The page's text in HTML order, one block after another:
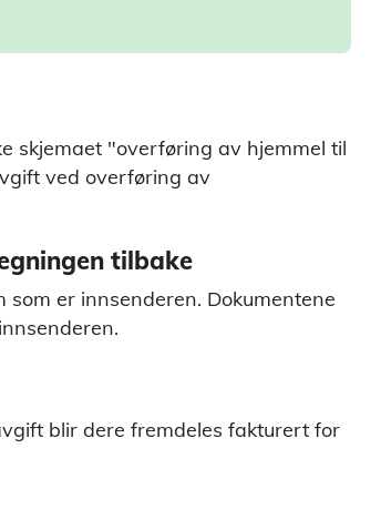
skjemaet "overføring av hjemmel til
ved overføring av
tilbake
er innsenderen. Dokumentene
blir dere fremdeles fakturert for